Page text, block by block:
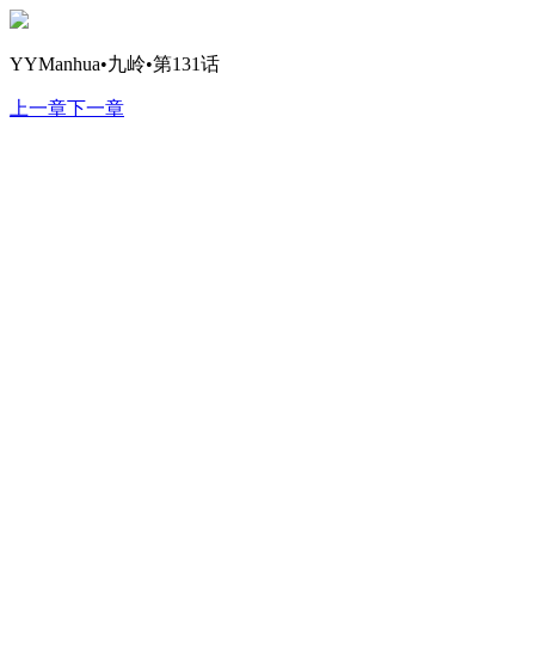
YYManhua•九岭•第131话
上一章下一章